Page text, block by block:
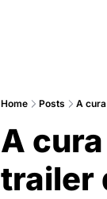
Home Posts A
A
trailer